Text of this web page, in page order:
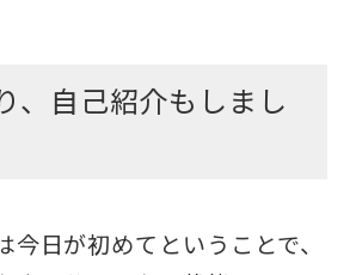
、自己紹介もしまし
今日が初めてということで、